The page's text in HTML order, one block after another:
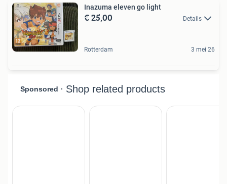
Inazuma eleven go light
€ 25,00 Details
Rotterdam 3 mei 26